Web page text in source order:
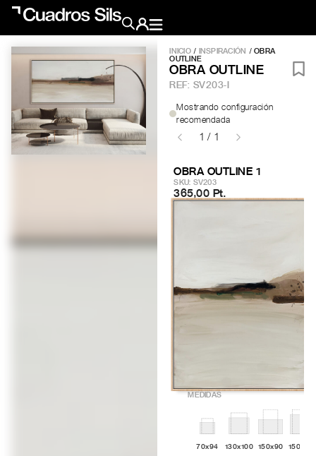
Obra Pictórica
Obra Gráfica
Inspiración
INICIO/ INSPIRACIÓN / OBRA
OUTLINE
OBRA OUTLINE
REF: SV203-I
Mostrando configuración
recomendada
1 / 1
OBRA OUTLINE 1
SKU: SV203
365,00 Pt.
MEDIDAS
70x94 130x100 150x90